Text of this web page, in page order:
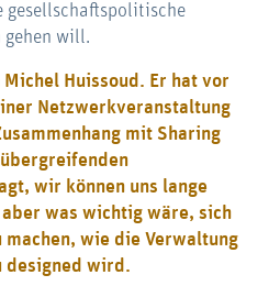
gesellschaftspolitische
gehen will.
Huissoud. Er hat vor
Netzwerkveranstaltung
mit Sharing
wir können uns lange
was wichtig wäre, sich
machen, wie die Verwaltung
designed wird.